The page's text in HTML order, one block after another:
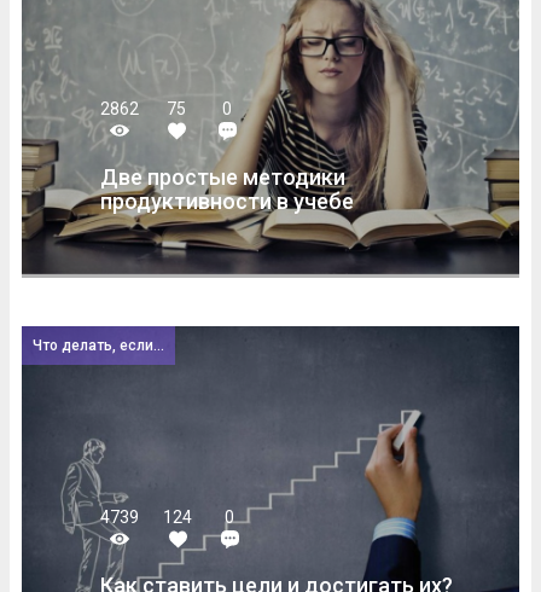
2862 75 0
Две простые методики
продуктивности в учебе
Что делать, если...
4739 124 0
Как ставить цели и достигать их?